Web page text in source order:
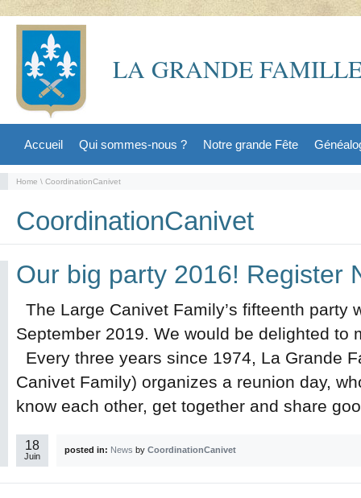
LA GRANDE
Accueil Qui sommes-nous ? Notre grande Fête
Home \ CoordinationCanivet
CoordinationCanivet
Our big party 2016! Register
The Large Canivet Family’s fifteenth party
September 2019. We would be delighted to
Every three years since 1974, La Grande
Canivet Family) organizes a reunion day,
know each other, get together and share
18
Juin
posted in: News by CoordinationCanivet